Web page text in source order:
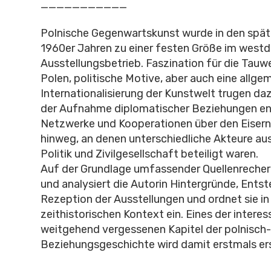
———————————
Polnische Gegenwartskunst wurde in den
1960er Jahren zu einer festen Größe im
Ausstellungsbetrieb. Faszination für die
Polen, politische Motive, aber auch eine
Internationalisierung der Kunstwelt trugen
der Aufnahme diplomatischer Beziehungen
Netzwerke und Kooperationen über den
hinweg, an denen unterschiedliche Akteure
Politik und Zivilgesellschaft beteiligt waren.
Auf der Grundlage umfassender
und analysiert die Autorin Hintergründe,
Rezeption der Ausstellungen und ordnet sie
zeithistorischen Kontext ein. Eines der
weitgehend vergessenen Kapitel der
Beziehungsgeschichte wird damit erstmals